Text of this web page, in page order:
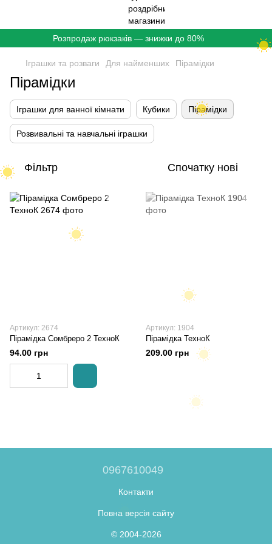
Розпродаж рюкзаків — знижки до 80%
Іграшки та розваги Для найменших Пірамідки
Пірамідки
Іграшки для ванної кімнати Кубики Пірамідки
Розвивальні та навчальні іграшки
Фільтр Спочатку нові
Артикул: 2674
Пірамідка Сомбреро 2 ТехноК
94.00 грн
Артикул: 1904
Пірамідка ТехноК
209.00 грн
0967610049
Контакти
Повна версія сайту
© 2004-2026